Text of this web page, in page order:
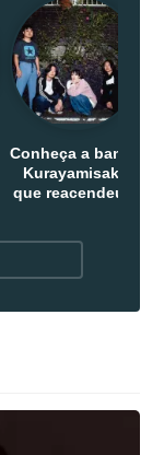
Conheça a banda
Kurayamisaka
que reacendeu o